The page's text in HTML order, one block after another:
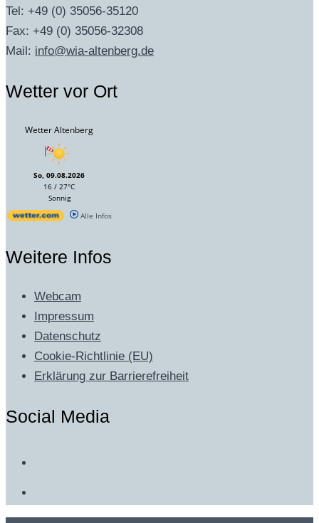
Tel: +49 (0) 35056-35120
Fax: +49 (0) 35056-32308
Mail: info@wia-altenberg.de
Wetter vor Ort
Wetter Altenberg
So, 09.08.2026
16 / 27°C
Sonnig
Alle Infos
Weitere Infos
Webcam
Impressum
Datenschutz
Cookie-Richtlinie (EU)
Erklärung zur Barrierefreiheit
Social Media